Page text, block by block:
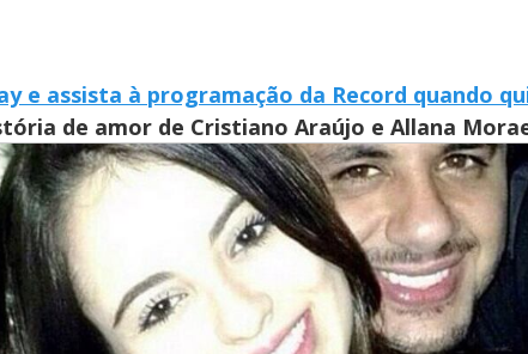
e assista à programação da Record quando
de amor de Cristiano Araújo e Allana